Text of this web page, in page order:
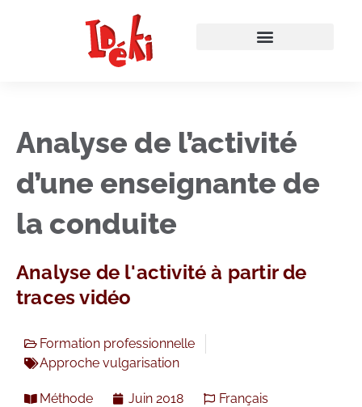
Analyse de l’activité
d’une enseignante de
la conduite
Analyse de l'activité à partir de
traces vidéo
Formation professionnelle
Approche vulgarisation
Méthode Juin 2018 Français